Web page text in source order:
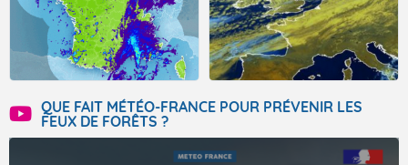
QUE FAIT MÉTÉO-FRANCE POUR PRÉVENIR LES
FEUX DE FORÊTS ?